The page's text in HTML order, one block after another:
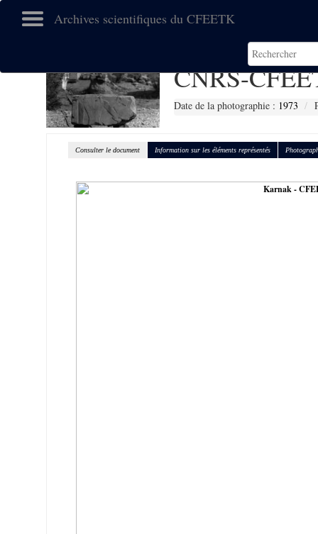
Archives scientifiques du CFEETK
CNRS-
Date de la photographie : 1973
Consulter le document Information sur les éléments représentés